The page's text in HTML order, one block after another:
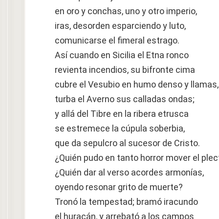
en oro y conchas, uno y otro imperio,
iras, desorden esparciendo y luto,
comunicarse el fimeral estrago.
Así cuando en Sicilia el Etna ronco
revienta incendios, su bifronte cima
cubre el Vesubio en humo denso y llamas,
turba el Averno sus calladas ondas;
y allá del Tibre en la ribera etrusca
se estremece la cúpula soberbia,
que da sepulcro al sucesor de Cristo.
¿Quién pudo en tanto horror mover el
¿Quién dar al verso acordes armonías,
oyendo resonar grito de muerte?
Tronó la tempestad; bramó iracundo
el huracán, y arrebató a los campos